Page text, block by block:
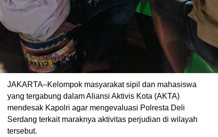
JAKARTA–Kelompok masyarakat sipil dan mahasiswa
yang tergabung dalam Aliansi Aktivis Kota (AKTA)
mendesak Kapolri agar mengevaluasi Polresta Deli
Serdang terkait maraknya aktivitas perjudian di wilayah
tersebut.